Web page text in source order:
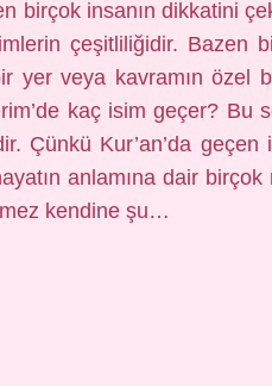
birçok insanın dikkatini
çeşitliliğidir. Bazen
yer veya kavramın özel
kaç isim geçer? Bu
Çünkü Kur’an’da geçen
anlamına dair birçok
kendine şu…